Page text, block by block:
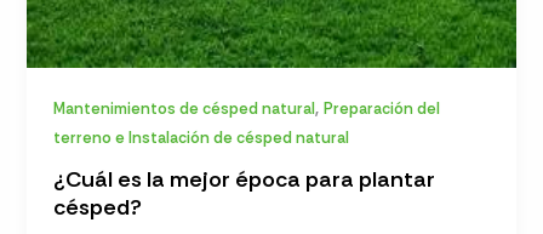
Mantenimientos de césped natural,Preparación del
terreno e Instalación de césped natural
¿Cuál es la mejor época para plantar
césped?